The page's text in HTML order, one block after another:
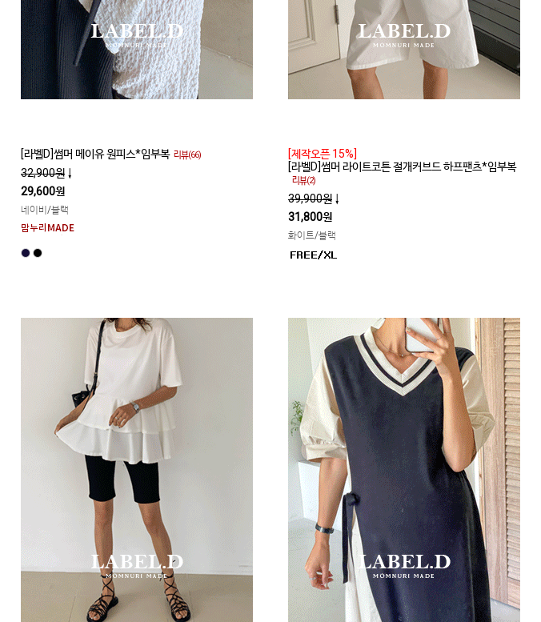
[라벨D]썸머 메이유 원피스*임부복 리뷰(66)
32,900원 ↓
29,600원
네이비/블랙
[제작오픈 15%]
[라벨D]썸머 라이트코튼 절개커브드 하프팬츠*임부복
리뷰(2)
39,900원 ↓
31,800원
화이트/블랙